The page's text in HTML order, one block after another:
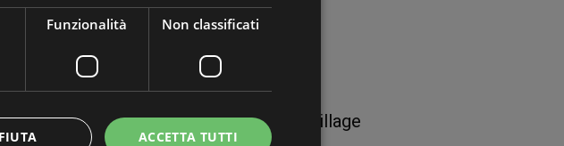
MOINS 400
une robustesse
Durabilité et Zéro Gaspillage
Funzionalità Non classificati
ACCETTA TUTTI